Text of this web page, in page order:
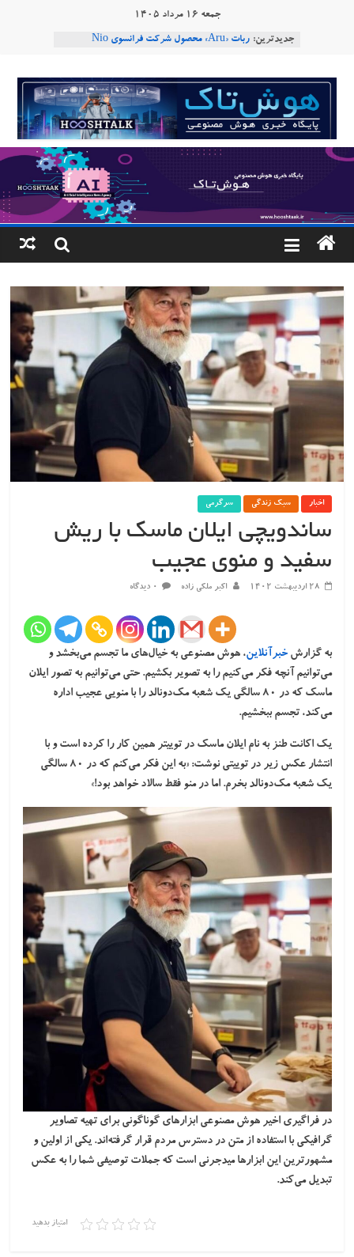
جمعه ۱۶ مرداد ۱۴۰۵
جدیدترین:
ربات «Aru» محصول شرکت فرانسوی Nio
Consensus.app
هوش مصنوعی با تنش‌های اجتماعی چه می‌کند؟
دستاورد تازه ایلان ماسک؛ هوش مصنوعی با لهجه
طبیعی فارسی
هوشتاک
پایگاه
خبری
هوش
مصنوعی
www.hooshtaak.ir
اخبار سبک زندگی سرگرمی
ساندویچی ایلان ماسک با ریش
سفید و منوی عجیب
۲۸ اردیبهشت ۱۴۰۲ اکبر ملکی زاده ۰ دیدگاه
به گزارشخبرآنلاین، هوش مصنوعی به خیال‌های ما تجسم می‌بخشد و
می‌توانیم آنچه فکر می‌کنیم را به تصویر بکشیم. حتی می‌توانیم به تصور ایلان
ماسک که در ۸۰ سالگی یک شعبه مک‌دونالد را با منویی عجیب اداره
می‌کند، تجسم ببخشیم.
یک اکانت طنز به نام ایلان ماسک در توییتر همین کار را کرده است و با
انتشار عکس زیر در توییتی نوشت: «به این فکر می‌کنم که در ۸۰ سالگی
یک شعبه مک‌دونالد بخرم. اما در منو فقط سالاد خواهد بود!»
در فراگیری اخیر هوش مصنوعی ابزارهای گوناگونی برای تهیه تصاویر
گرافیکی با استفاده از متن در دسترس مردم قرار گرفته‌اند. یکی از اولین و
مشهورترین این ابزارها میدجرنی است که جملات توصیفی شما را به عکس
تبدیل می‌کند.
امتیاز بدهید